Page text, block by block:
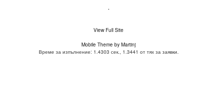
.
View Full Site
Mobile Theme by Martinj
Време за изпълнение: 1.4303 сек., 1.3441 от тях за заявки.